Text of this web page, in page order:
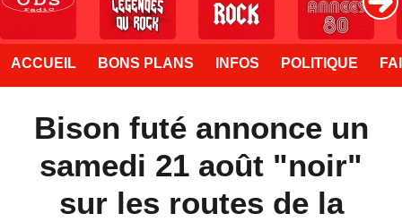
ACCUEIL BONS PLANS INFOS POLITIQUE
Bison futé annonce un
samedi 21 août "noir"
sur les routes de la